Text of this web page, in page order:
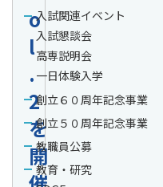
o
l
.
2
を
開
入試関連イベント
入試懇談会
高専説明会
一日体験入学
創立６０周年記念事業
創立５０周年記念事業
教職員公募
教育・研究